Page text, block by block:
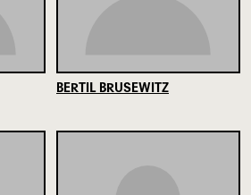
BERTIL BRUSEWITZ